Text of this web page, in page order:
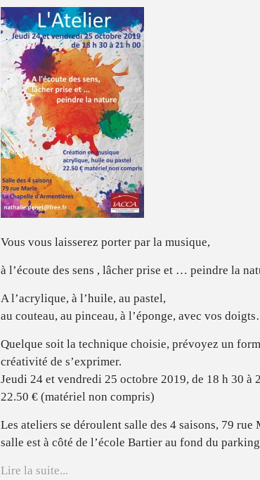
Vous vous laisserez porter par la musique,
à l’écoute des sens , lâcher prise et … peindre la
A l’acrylique, à l’huile, au pastel,
au couteau, au pinceau, à l’éponge, avec vos
Quelque soit la technique choisie, prévoyez un
créativité de s’exprimer.
Jeudi 24 et vendredi 25 octobre 2019, de 18 h 30 à
22.50 € (matériel non compris)
Les ateliers se déroulent salle des 4 saisons, 79
salle est à côté de l’école Bartier au fond du
Lire la suite...